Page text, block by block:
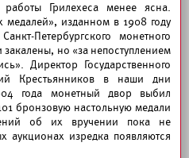
Грилехеса менее ясна.
медалей», изданном в 1908 году
Петербургского монетного
но «за непоступлением
Директор Государственного
Крестьянников в наши дни
года монетный двор выбил
бронзовую настольную медали
об их вручении пока не
изредка появляются